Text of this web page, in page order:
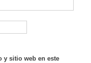
y sitio web en este